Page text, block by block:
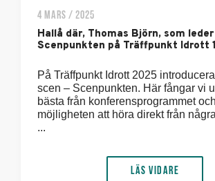
4 MARS / 2025
Hallå där, Thomas Björn, som leder
Scenpunkten på Träffpunkt Idrott
På Träffpunkt Idrott 2025
scen – Scenpunkten. Här fångar vi
bästa från konferensprogrammet
möjligheten att höra direkt från
...
Läs vidare